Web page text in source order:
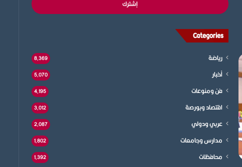
Categories
رياضة 8٬369
أخبار 5٬070
فن ومنوعات 4٬195
اقتصاد وبورصة 3٬012
عربي ودولي 2٬087
مدارس وجامعات 1٬802
محافظات 1٬392